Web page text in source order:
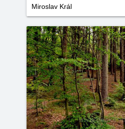
Miroslav Král